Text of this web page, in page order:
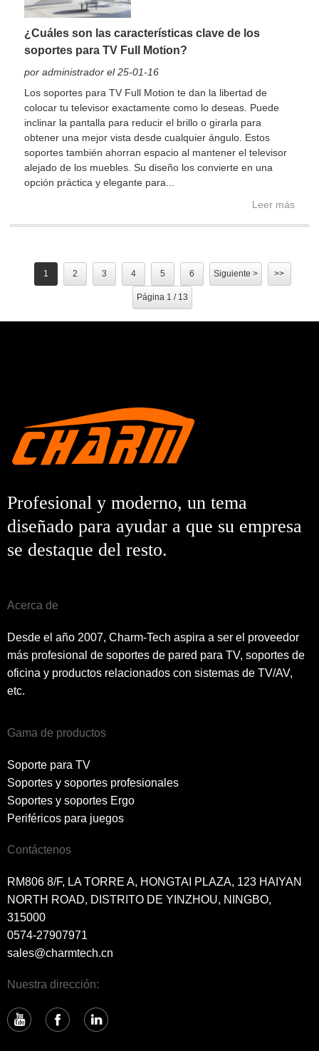
¿Cuáles son las características clave de los
soportes para TV Full Motion?
por administrador el 25-01-16
Los soportes para TV Full Motion te dan la libertad de
colocar tu televisor exactamente como lo deseas. Puede
inclinar la pantalla para reducir el brillo o girarla para
obtener una mejor vista desde cualquier ángulo. Estos
soportes también ahorran espacio al mantener el televisor
alejado de los muebles. Su diseño los convierte en una
opción práctica y elegante para...
Leer más
1 2 3 4 5 6 Siguiente > >>
Página 1 / 13
Profesional y moderno, un tema
diseñado para ayudar a que su empresa
se destaque del resto.
Acerca de
Desde el año 2007, Charm-Tech aspira a ser el proveedor
más profesional de soportes de pared para TV, soportes de
oficina y productos relacionados con sistemas de TV/AV,
etc.
Gama de productos
Soporte para TV
Soportes y soportes profesionales
Soportes y soportes Ergo
Periféricos para juegos
Contáctenos
RM806 8/F, LA TORRE A, HONGTAI PLAZA, 123 HAIYAN
NORTH ROAD, DISTRITO DE YINZHOU, NINGBO,
315000
0574-27907971
sales@charmtech.cn
Nuestra dirección: